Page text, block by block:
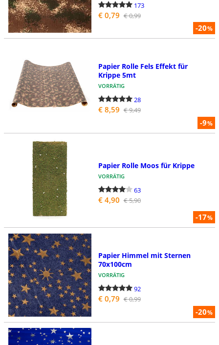
-20%
173
€ 0,79 € 0,99
-9%
Papier Rolle Fels Effekt für
Krippe 5mt
VORRÄTIG
28
€ 8,59 € 9,49
-17%
Papier Rolle Moos für Krippe
VORRÄTIG
63
€ 4,90 € 5,90
-20%
Papier Himmel mit Sternen
70x100cm
VORRÄTIG
92
€ 0,79 € 0,99